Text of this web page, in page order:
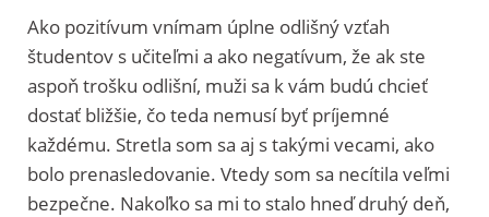
Ako pozitívum vnímam úplne odlišný vzťah
študentov s učiteľmi a ako negatívum, že ak ste
aspoň trošku odlišní, muži sa k vám budú chcieť
dostať bližšie, čo teda nemusí byť príjemné
každému. Stretla som sa aj s takými vecami, ako
bolo prenasledovanie. Vtedy som sa necítila veľmi
bezpečne. Nakoľko sa mi to stalo hneď druhý deň,